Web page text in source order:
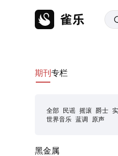
期刊 专栏
全部 民谣 摇滚 爵士
世界音乐 蓝调 原声
黑金属